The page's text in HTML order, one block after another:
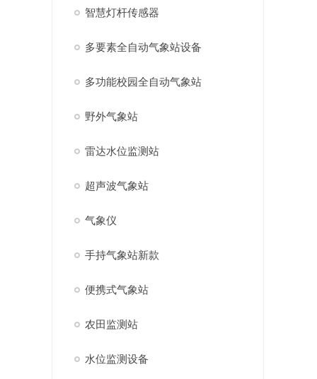
智慧灯杆传感器
多要素全自动气象站设备
多功能校园全自动气象站
野外气象站
雷达水位监测站
超声波气象站
气象仪
手持气象站新款
便携式气象站
农田监测站
水位监测设备